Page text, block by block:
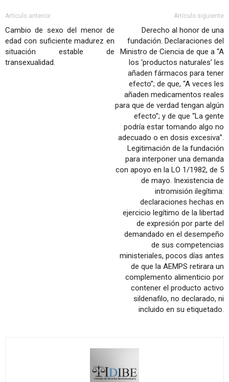
Artículo anterior
Cambio de sexo del menor de
edad con suficiente madurez en
situación estable de
transexualidad.
Artículo siguiente
Derecho al honor de una
fundación. Declaraciones del
Ministro de Ciencia de que a “A
los ‘productos naturales’ les
añaden fármacos para tener
efecto”; de que, “A veces les
añaden medicamentos reales
para que de verdad tengan algún
efecto”; y de que “La gente
podría estar tomando algo no
adecuado o en dosis excesiva”.
Legitimación de la fundación
para interponer una demanda
con apoyo en la LO 1/1982, de 5
de mayo. Inexistencia de
intromisión ilegítima:
declaraciones hechas en
ejercicio legítimo de la libertad
de expresión por parte del
demandado en el desempeño
de sus competencias
ministeriales, pocos días antes
de que la AEMPS retirara un
complemento alimenticio por
contener el producto activo
sildenafilo, no declarado, ni
incluido en su etiquetado.